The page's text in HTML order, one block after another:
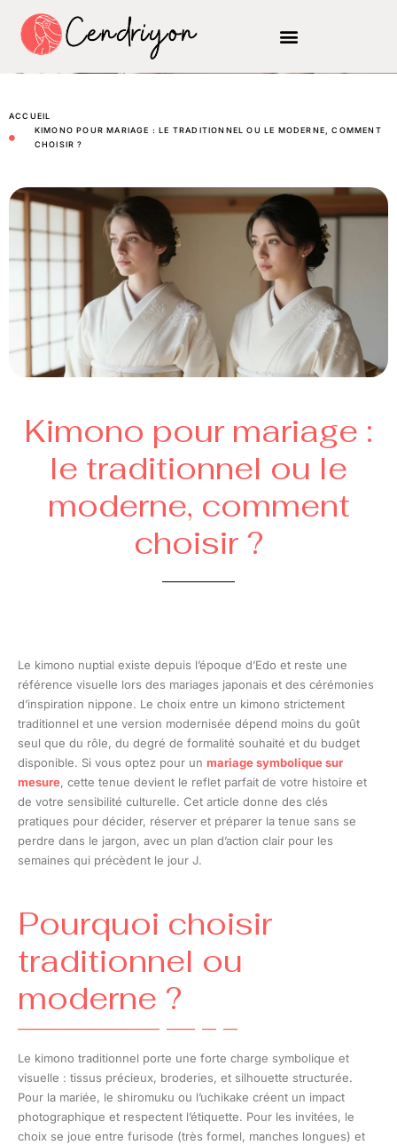
ACCUEIL
KIMONO POUR MARIAGE : LE TRADITIONNEL OU LE MODERNE, COMMENT
CHOISIR ?
Kimono pour mariage :
le traditionnel ou le
moderne, comment
choisir ?
Le kimono nuptial existe depuis l’époque d’Edo et reste une
référence visuelle lors des mariages japonais et des cérémonies
d’inspiration nippone. Le choix entre un kimono strictement
traditionnel et une version modernisée dépend moins du goût
seul que du rôle, du degré de formalité souhaité et du budget
disponible. Si vous optez pour un mariage symbolique sur
mesure, cette tenue devient le reflet parfait de votre histoire et
de votre sensibilité culturelle. Cet article donne des clés
pratiques pour décider, réserver et préparer la tenue sans se
perdre dans le jargon, avec un plan d’action clair pour les
semaines qui précèdent le jour J.
Pourquoi choisir
traditionnel ou
moderne ?
Le kimono traditionnel porte une forte charge symbolique et
visuelle : tissus précieux, broderies, et silhouette structurée.
Pour la mariée, le shiromuku ou l’uchikake créent un impact
photographique et respectent l’étiquette. Pour les invitées, le
choix se joue entre furisode (très formel, manches longues) et